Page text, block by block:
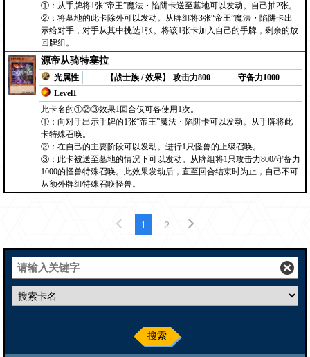
①：从手牌将1张“帝王”魔法・陷阱卡送至墓地可以发动。自己抽2张。
②：将墓地的此卡除外可以发动。从牌组将3张“帝王”魔法・陷阱卡出
示给对手，对手从其中挑选1张。将该1张卡加入自己的手牌，剩余的放
回牌组。
源帝从骑特塞拉
光属性
【战士族 / 效果】
Level1
攻击力800 守备力1000
此卡名的①②③效果1回合仅可各使用1次。
①：向对手出示手牌的1张“帝王”魔法・陷阱卡可以发动。从手牌将此
卡特殊召唤。
②：在自己的主要阶段可以发动。进行1只怪兽的上级召唤。
③：此卡被送至墓地的情况下可以发动。从牌组将1只攻击力800/守备力
1000的怪兽特殊召唤。此效果发动后，直至回合结束时为止，自己不可
从额外牌组特殊召唤怪兽。
1 2
搜索